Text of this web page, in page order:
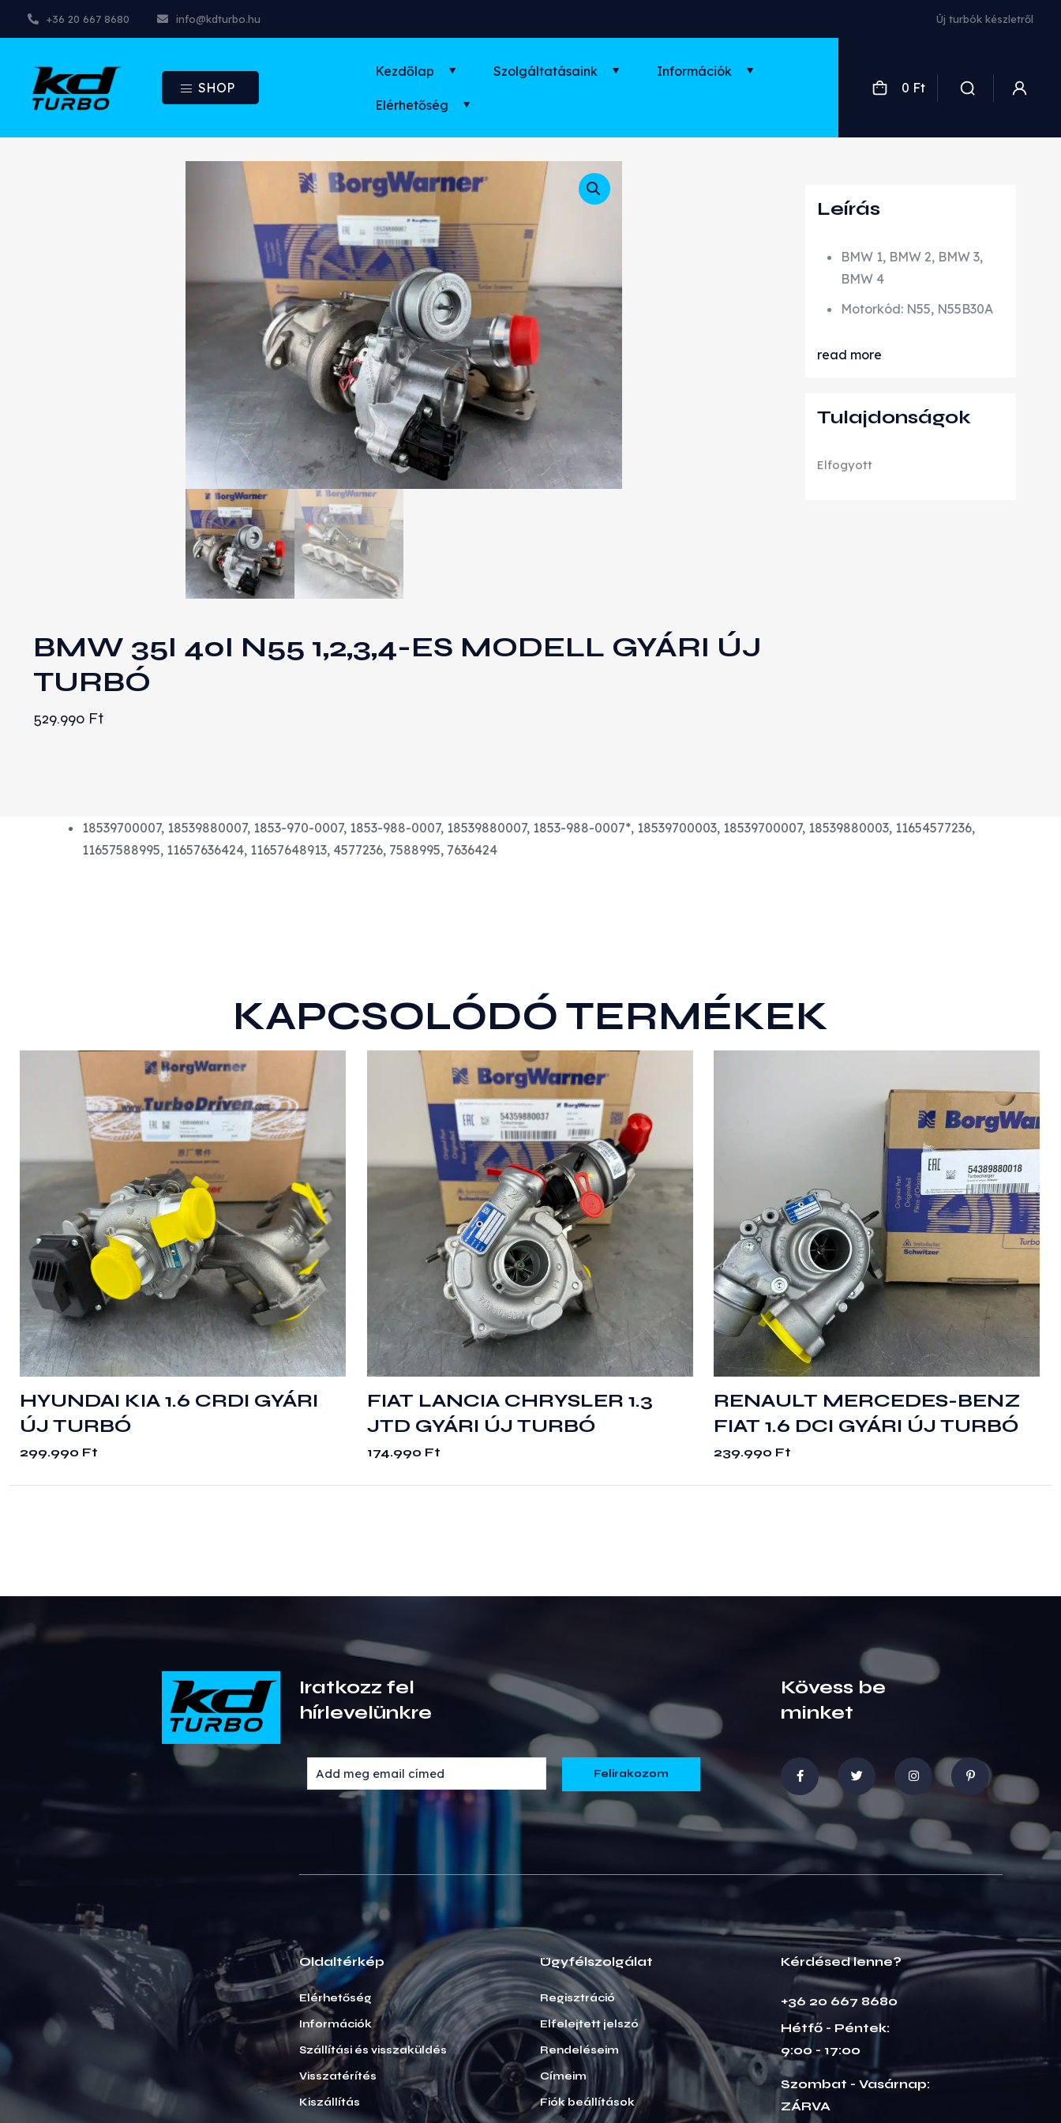
+36 20 667 8680 info@kdturbo.hu Új turbók készletről
SHOP
Kezdőlap Szolgáltatásaink Információk
Elérhetőség
0 Ft
BMW 35I 40I N55 1,2,3,4-ES MODELL GYÁRI ÚJ
TURBÓ
529.990 Ft
Leírás
BMW 1, BMW 2, BMW 3,
BMW 4
Motorkód: N55, N55B30A
read more
Tulajdonságok
Elfogyott
18539700007, 18539880007, 1853-970-0007, 1853-988-0007, 18539880007, 1853-988-0007*, 18539700003, 18539700007, 18539880003, 11654577236,
11657588995, 11657636424, 11657648913, 4577236, 7588995, 7636424
KAPCSOLÓDÓ TERMÉKEK
HYUNDAI KIA 1.6 CRDI GYÁRI
ÚJ TURBÓ
299.990 Ft
FIAT LANCIA CHRYSLER 1.3
JTD GYÁRI ÚJ TURBÓ
174.990 Ft
RENAULT MERCEDES-BENZ
FIAT 1.6 DCI GYÁRI ÚJ TURBÓ
239.990 Ft
Iratkozz fel
hírlevelünkre
Kövess be
minket
Oldaltérkép
Elérhetőség
Információk
Szállítási és visszaküldés
Visszatérítés
Kiszállítás
Ügyfélszolgálat
Regisztráció
Elfelejtett jelszó
Rendeléseim
Címeim
Fiók beállítások
Kérdésed lenne?
+36 20 667 8680
Hétfő - Péntek:
9:00 - 17:00
Szombat - Vasárnap:
ZÁRVA